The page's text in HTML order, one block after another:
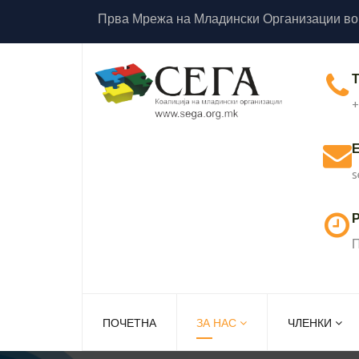
Прва Мрежа на Младински Организации
ПОЧЕТНА ЗА НАС ЧЛЕНКИ